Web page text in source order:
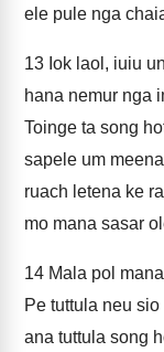
ele pule nga
13 Iok laol, iuiu
hana nemur nga
Toinge ta song
sapele um
ruach letena ke
mo mana sasar
14 Mala pol
Pe tuttula neu
ana tuttula song